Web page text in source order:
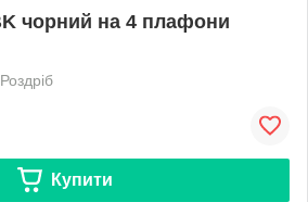
чорний на 4 плафони
Роздріб
Купити